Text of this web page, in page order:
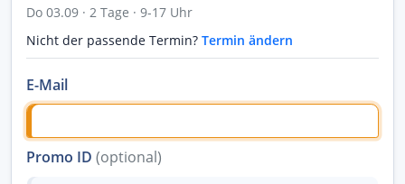
Do 03.09 · 2 Tage · 9-17 Uhr
Nicht der passende Termin? Termin ändern
E-Mail
Promo ID (optional)